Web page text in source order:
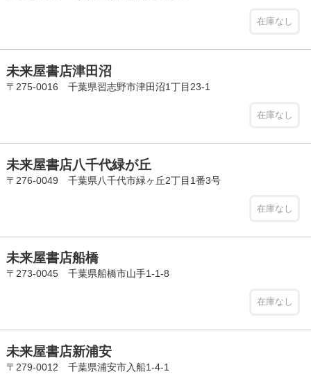
在庫なし
未来屋書店津田沼
〒275-0016 千葉県習志野市津田沼1丁目23-1
在庫なし
未来屋書店八千代緑が丘
〒276-0049 千葉県八千代市緑ヶ丘2丁目1番3号
在庫なし
未来屋書店船橋
〒273-0045 千葉県船橋市山手1-1-8
在庫なし
未来屋書店新浦安
〒279-0012 千葉県浦安市入船1-4-1